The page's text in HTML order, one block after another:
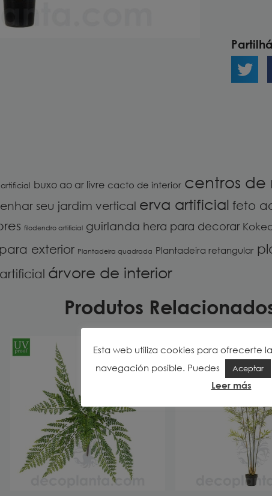
buxo ao ar livre cacto de interior centros de
seu jardim vertical erva artificial feto
filodendro artificial guirlanda hera para decorar
exterior Plantadeira quadrada Plantadeira retangular
árvore de interior
Produtos
Esta web utiliza cookies para ofrecerte
navegación posible. Puedes
Aceptar
Leer más